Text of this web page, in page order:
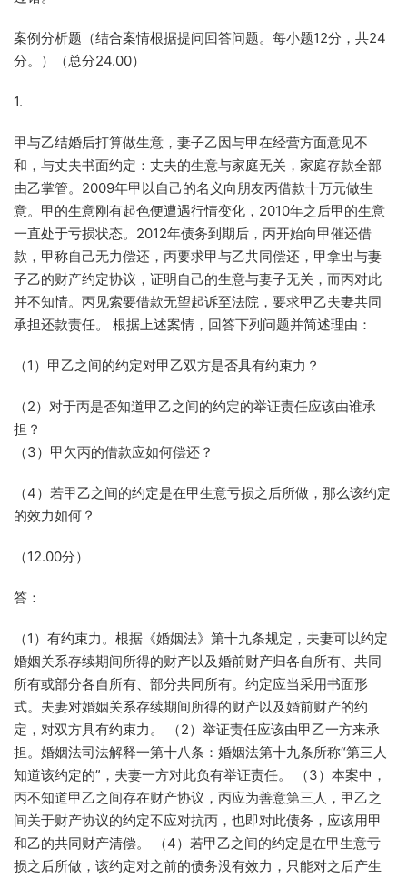
案例分析题（结合案情根据提问回答问题。每小题12分，共24
分。）（总分24.00）
1.
甲与乙结婚后打算做生意，妻子乙因与甲在经营方面意见不
和，与丈夫书面约定：丈夫的生意与家庭无关，家庭存款全部
由乙掌管。2009年甲以自己的名义向朋友丙借款十万元做生
意。甲的生意刚有起色便遭遇行情变化，2010年之后甲的生意
一直处于亏损状态。2012年债务到期后，丙开始向甲催还借
款，甲称自己无力偿还，丙要求甲与乙共同偿还，甲拿出与妻
子乙的财产约定协议，证明自己的生意与妻子无关，而丙对此
并不知情。丙见索要借款无望起诉至法院，要求甲乙夫妻共同
承担还款责任。 根据上述案情，回答下列问题并简述理由：
（1）甲乙之间的约定对甲乙双方是否具有约束力？
（2）对于丙是否知道甲乙之间的约定的举证责任应该由谁承
担？
（3）甲欠丙的借款应如何偿还？
（4）若甲乙之间的约定是在甲生意亏损之后所做，那么该约定
的效力如何？
（12.00分）
答：
（1）有约束力。根据《婚姻法》第十九条规定，夫妻可以约定
婚姻关系存续期间所得的财产以及婚前财产归各自所有、共同
所有或部分各自所有、部分共同所有。约定应当采用书面形
式。夫妻对婚姻关系存续期间所得的财产以及婚前财产的约
定，对双方具有约束力。 （2）举证责任应该由甲乙一方来承
担。婚姻法司法解释一第十八条：婚姻法第十九条所称“第三人
知道该约定的”，夫妻一方对此负有举证责任。 （3）本案中，
丙不知道甲乙之间存在财产协议，丙应为善意第三人，甲乙之
间关于财产协议的约定不应对抗丙，也即对此债务，应该用甲
和乙的共同财产清偿。 （4）若甲乙之间的约定是在甲生意亏
损之后所做，该约定对之前的债务没有效力，只能对之后产生